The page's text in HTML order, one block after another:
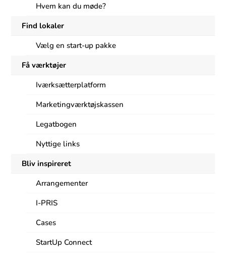
Hvem kan du møde?
Find lokaler
Vælg en start-up pakke
Få værktøjer
Iværksætterplatform
Marketingværktøjskassen
Legatbogen
Nyttige links
Bliv inspireret
Arrangementer
I-PRIS
Cases
StartUp Connect